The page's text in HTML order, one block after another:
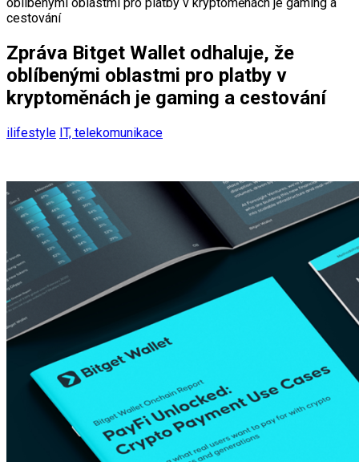
cestování
Zpráva Bitget Wallet odhaluje, že
oblíbenými oblastmi pro platby v
kryptoměnách je gaming a cestování
ilifestyle IT, telekomunikace